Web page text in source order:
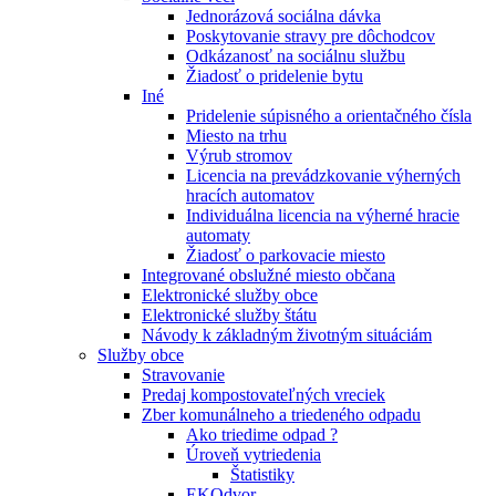
Jednorázová sociálna dávka
Poskytovanie stravy pre dôchodcov
Odkázanosť na sociálnu službu
Žiadosť o pridelenie bytu
Iné
Pridelenie súpisného a orientačného čísla
Miesto na trhu
Výrub stromov
Licencia na prevádzkovanie výherných
hracích automatov
Individuálna licencia na výherné hracie
automaty
Žiadosť o parkovacie miesto
Integrované obslužné miesto občana
Elektronické služby obce
Elektronické služby štátu
Návody k základným životným situáciám
Služby obce
Stravovanie
Predaj kompostovateľných vreciek
Zber komunálneho a triedeného odpadu
Ako triedime odpad ?
Úroveň vytriedenia
Štatistiky